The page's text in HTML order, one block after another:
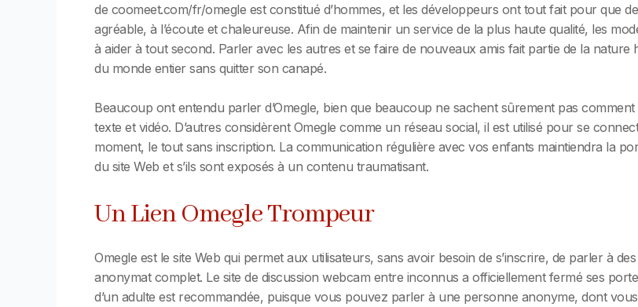
de coomeet.com/fr/omegle est constitué d’hommes, et les développeurs ont tout fait pour que
agréable, à l’écoute et chaleureuse. Afin de maintenir un service de la plus haute qualité, les
à aider à tout second. Parler avec les autres et se faire de nouveaux amis fait partie de la
du monde entier sans quitter son canapé.
Beaucoup ont entendu parler d’Omegle, bien que beaucoup ne sachent sûrement pas
texte et vidéo. D’autres considèrent Omegle comme un réseau social, il est utilisé pour se
moment, le tout sans inscription. La communication régulière avec vos enfants maintiendra la
du site Web et s’ils sont exposés à un contenu traumatisant.
Un Lien Omegle Trompeur
Omegle est le site Web qui permet aux utilisateurs, sans avoir besoin de s’inscrire, de parler à
anonymat complet. Le site de discussion webcam entre inconnus a officiellement fermé ses
d’un adulte est recommandée, puisque vous pouvez parler à une personne anonyme, dont